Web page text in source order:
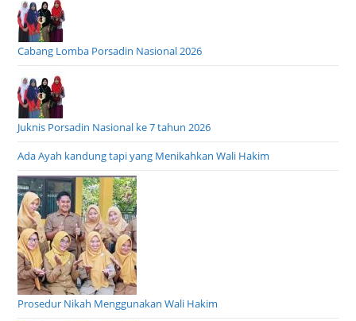
Cabang Lomba Porsadin Nasional 2026
Juknis Porsadin Nasional ke 7 tahun 2026
Ada Ayah kandung tapi yang Menikahkan Wali Hakim
Prosedur Nikah Menggunakan Wali Hakim